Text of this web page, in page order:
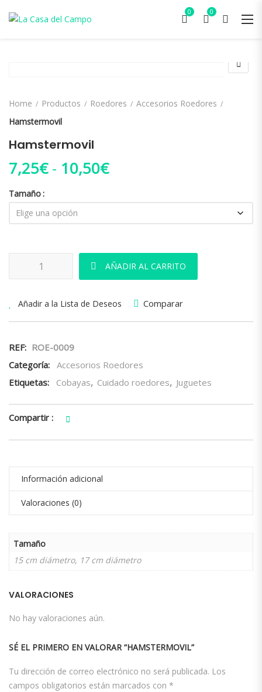
0 0
Home Productos Roedores
Accesorios Roedores
Hamstermovil
Hamstermovil
7,25€ - 10,50€Rango de precios:
Tamaño
AÑADIR AL CARRITO
Añadir a la Lista de Deseos Comparar
REF: ROE-0009
Categoría: Accesorios Roedores
Etiquetas:
Cobayas, Cuidado roedores, Juguetes
Compartir :
Información adicional
Valoraciones (0)
Tamaño
15 cm diámetro, 17 cm diámetro
VALORACIONES
No hay valoraciones aún.
SÉ EL PRIMERO EN VALORAR “HAMSTERMOVIL”
Tu dirección de correo electrónico no será publicada. Los
campos obligatorios están marcados con *